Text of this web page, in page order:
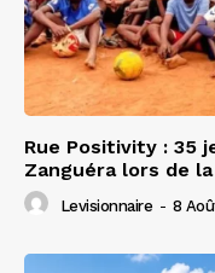
Rue Positivity : 35
Zanguéra lors de la
Levisionnaire - 8